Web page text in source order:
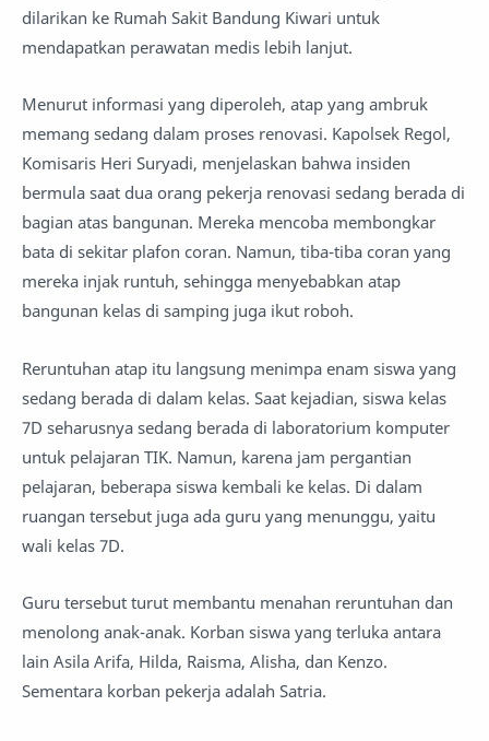
dilarikan ke Rumah Sakit Bandung Kiwari untuk
mendapatkan perawatan medis lebih lanjut.
Menurut informasi yang diperoleh, atap yang ambruk
memang sedang dalam proses renovasi. Kapolsek Regol,
Komisaris Heri Suryadi, menjelaskan bahwa insiden
bermula saat dua orang pekerja renovasi sedang berada di
bagian atas bangunan. Mereka mencoba membongkar
bata di sekitar plafon coran. Namun, tiba-tiba coran yang
mereka injak runtuh, sehingga menyebabkan atap
bangunan kelas di samping juga ikut roboh.
Reruntuhan atap itu langsung menimpa enam siswa yang
sedang berada di dalam kelas. Saat kejadian, siswa kelas
7D seharusnya sedang berada di laboratorium komputer
untuk pelajaran TIK. Namun, karena jam pergantian
pelajaran, beberapa siswa kembali ke kelas. Di dalam
ruangan tersebut juga ada guru yang menunggu, yaitu
wali kelas 7D.
Guru tersebut turut membantu menahan reruntuhan dan
menolong anak-anak. Korban siswa yang terluka antara
lain Asila Arifa, Hilda, Raisma, Alisha, dan Kenzo.
Sementara korban pekerja adalah Satria.